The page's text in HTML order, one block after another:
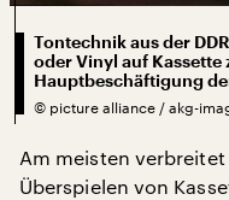
Tontechnik aus der
oder Vinyl auf Kassette
Hauptbeschäftigung
© picture alliance / akg-
Am meisten
Überspielen von